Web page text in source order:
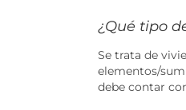
¿Qué tipo
Se trata de
elementos/
debe contar